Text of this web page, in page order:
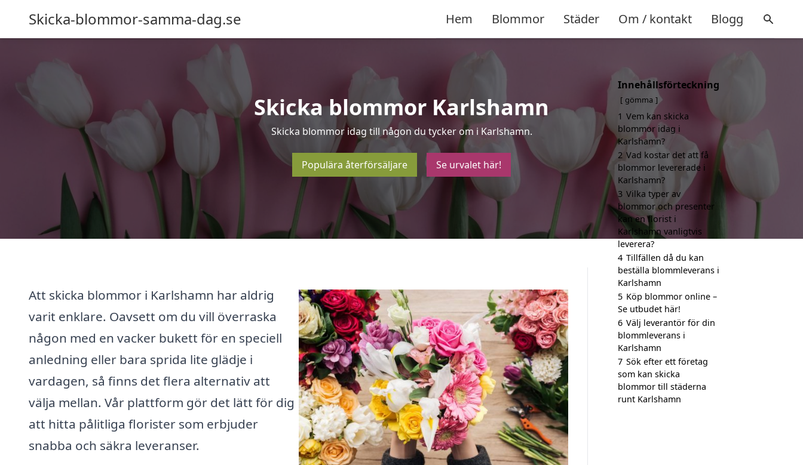
Skicka-blommor-samma-dag.se Hem Blommor Städer Om / kontakt Blogg
Skicka blommor Karlshamn
Skicka blommor idag till någon du tycker om i Karlshamn.
Populära återförsäljare Se urvalet här!
Att skicka blommor i Karlshamn har aldrig
varit enklare. Oavsett om du vill överraska
någon med en vacker bukett för en speciell
anledning eller bara sprida lite glädje i
vardagen, så finns det flera alternativ att
välja mellan. Vår plattform gör det lätt för dig
att hitta pålitliga florister som erbjuder
snabba och säkra leveranser.
Innehållsförteckning
gömma
1 Vem kan skicka
blommor idag i
Karlshamn?
2 Vad kostar det att få
blommor levererade i
Karlshamn?
3 Vilka typer av
blommor och presenter
kan en florist i
Karlshamn vanligtvis
leverera?
4 Tillfällen då du kan
beställa blommleverans i
Karlshamn
5 Köp blommor online –
Se utbudet här!
6 Välj leverantör för din
blommleverans i
Karlshamn
7 Sök efter ett företag
som kan skicka
blommor till städerna
runt Karlshamn